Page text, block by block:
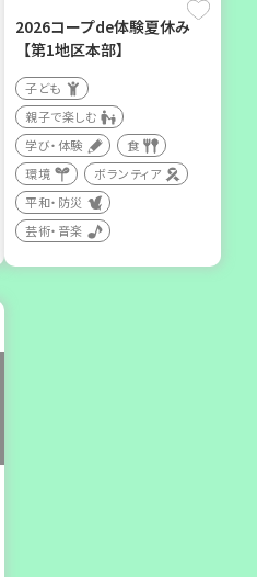
西宮市
野菜を食べよう！ベジ活キ
ャンペーン【第２地区】
子ども
親子で楽しむ
学び・体験
食
2026コープde体験夏休み
【第1地区本部】
子ども
親子で楽しむ
学び・体験
食
環境
ボランティア
平和・防災
芸術・音楽